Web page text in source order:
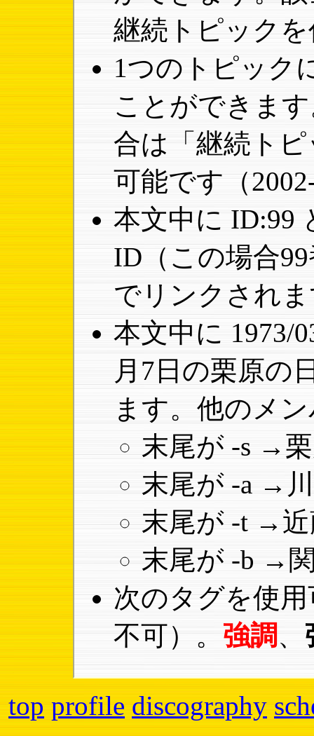
継続トピック
1つのトピック
ことができま
合は「継続ト
可能です（
本文中に ID:99
ID（この場合
でリンクされ
本文中に 1973/
月7日の栗原の
ます。他のメ
末尾が -s →
末尾が -a →
末尾が -t →
末尾が -b →
次のタグを使
不可）。 強調 、
top profile discography